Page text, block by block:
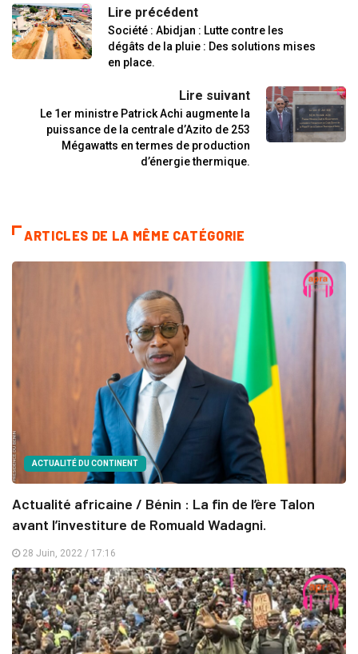
Lire précédent
Société : Abidjan : Lutte contre les
dégâts de la pluie : Des solutions mises
en place.
Lire suivant
Le 1er ministre Patrick Achi augmente la
puissance de la centrale d’Azito de 253
Mégawatts en termes de production
d’énergie thermique.
ARTICLES DE LA MÊME CATÉGORIE
ACTUALITÉ DU CONTINENT
Actualité africaine / Bénin : La fin de l’ère Talon
avant l’investiture de Romuald Wadagni.
28 Juin, 2022 / 17:16